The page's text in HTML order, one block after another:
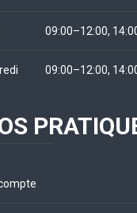
09:00–12:00,
09:00–12:00,